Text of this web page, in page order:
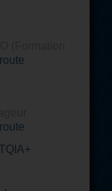
voyageurs.